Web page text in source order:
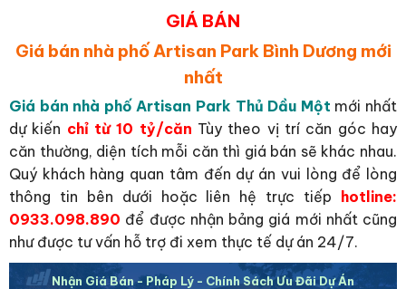
GIÁ BÁN
Giá bán nhà phố Artisan Park Bình Dương mới
nhất
Giá bán nhà phố Artisan Park Thủ Dầu Một mới nhất
dự kiến chỉ từ 10 tỷ/căn Tùy theo vị trí căn góc hay
căn thường, diện tích mỗi căn thì giá bán sẽ khác nhau.
Quý khách hàng quan tâm đến dự án vui lòng để lòng
thông tin bên dưới hoặc liên hệ trực tiếp hotline:
0933.098.890 để được nhận bảng giá mới nhất cũng
như được tư vấn hỗ trợ đi xem thực tế dự án 24/7.
Nhận Giá Bán - Pháp Lý - Chính Sách Ưu Đãi Dự Án